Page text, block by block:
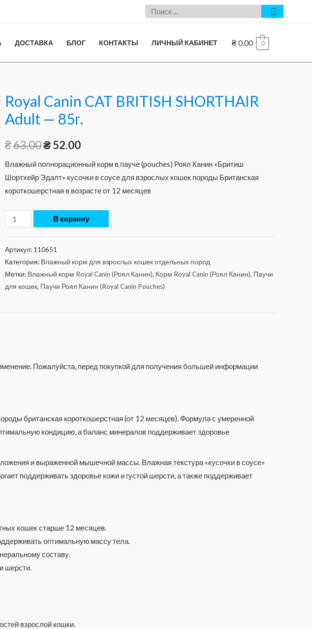
ДОСТАВКА БЛОГ КОНТАКТЫ ЛИЧНЫЙ КАБИНЕТ ₴ 0.00 0
Royal Canin CAT BRITISH SHORTHAIR
Adult — 85г.
₴63.00₴52.00
Влажный полнорационный корм в пауче (pouches) Роял Канин «Бритиш
Шортхейр Эдалт» кусочки в соусе для взрослых кошек породы Британская
короткошерстная в возрасте от 12 месяцев
В корзину
Артикул: 110651
Категория: Влажный корм для взрослых кошек отдельных пород
Метки: Влажный корм Royal Canin (Роял Канин), Корм Royal Canin (Роял Канин), Паучи
для кошек, Паучи Роял Канин (Royal Canin Pouches)
Пожалуйста, перед покупкой для получения большей информации
британская короткошерстная (от 12 месяцев). Формула с умеренной
кондицию, а баланс минералов поддерживает здоровье
и выраженной мышечной массы. Влажная текстура «кусочки в соусе»
поддерживать здоровье кожи и густой шерсти, а также поддерживает
кошек старше 12 месяцев.
оптимальную массу тела.
составу.
шерсти.
взрослой кошки.